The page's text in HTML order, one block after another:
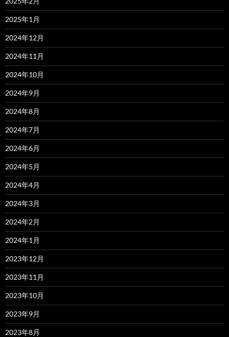
2025年1月
2024年12月
2024年11月
2024年10月
2024年9月
2024年8月
2024年7月
2024年6月
2024年5月
2024年4月
2024年3月
2024年2月
2024年1月
2023年12月
2023年11月
2023年10月
2023年9月
2023年8月